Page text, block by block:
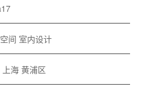
间 室内设计
上海 黄浦区